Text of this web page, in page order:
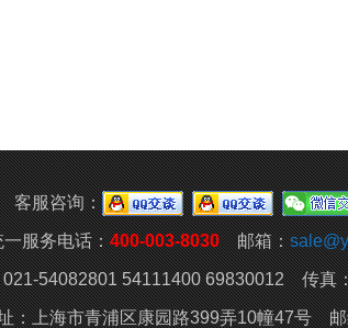
客服咨询：
服务电话：400-003-8030邮箱：
021-54082801 54111400 69830012 传真
：上海市青浦区康园路399弄10幢47号